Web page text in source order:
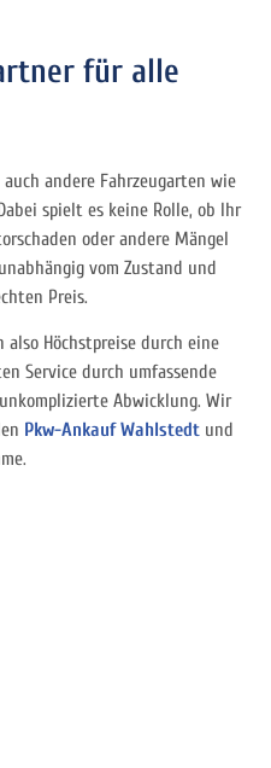
für alle
andere Fahrzeugarten wie
spielt es keine Rolle, ob Ihr
oder andere Mängel
vom Zustand und
Preis.
Höchstpreise durch eine
Service durch umfassende
Abwicklung. Wir
Pkw-Ankauf Wahlstedt und